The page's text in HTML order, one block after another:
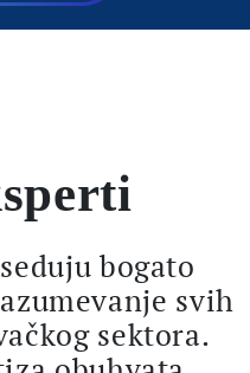
bogato
svih
sektora.